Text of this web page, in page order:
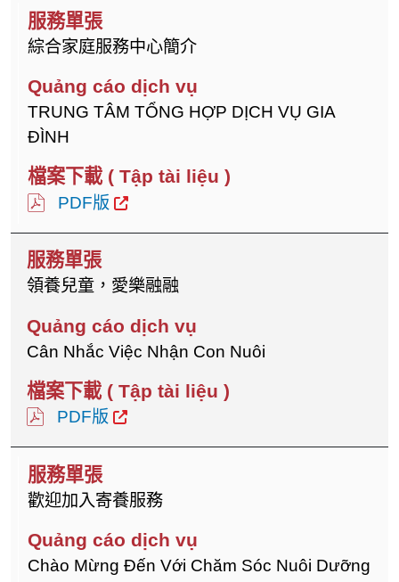
綜合家庭服務中心簡介
TRUNG TÂM TỔNG HỢP DỊCH VỤ GIA
ĐÌNH
PDF版
領養兒童，愛樂融融
Cân Nhắc Việc Nhận Con Nuôi
PDF版
歡迎加入寄養服務
Chào Mừng Đến Với Chăm Sóc Nuôi Dưỡng